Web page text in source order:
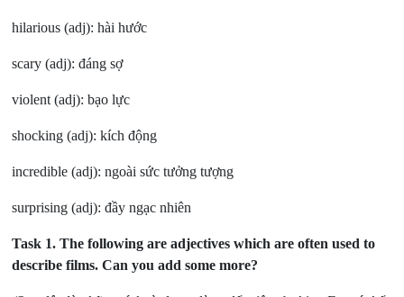
hilarious (adj): hài hước
scary (adj): đáng sợ
violent (adj): bạo lực
shocking (adj): kích động
incredible (adj): ngoài sức tưởng tượng
surprising (adj): đầy ngạc nhiên
Task 1.The following are adjectives which are often used to
describe films. Can you add some more?